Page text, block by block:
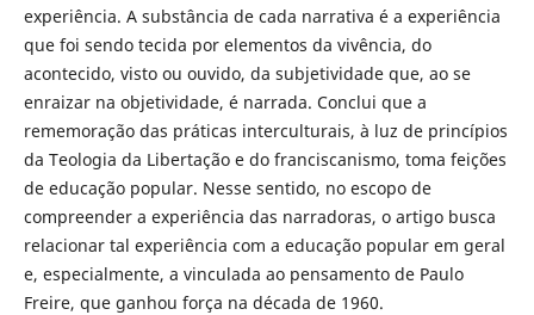
experiência. A substância de cada narrativa é a experiência
que foi sendo tecida por elementos da vivência, do
acontecido, visto ou ouvido, da subjetividade que, ao se
enraizar na objetividade, é narrada. Conclui que a
rememoração das práticas interculturais, à luz de princípios
da Teologia da Libertação e do franciscanismo, toma feições
de educação popular. Nesse sentido, no escopo de
compreender a experiência das narradoras, o artigo busca
relacionar tal experiência com a educação popular em geral
e, especialmente, a vinculada ao pensamento de Paulo
Freire, que ganhou força na década de 1960.